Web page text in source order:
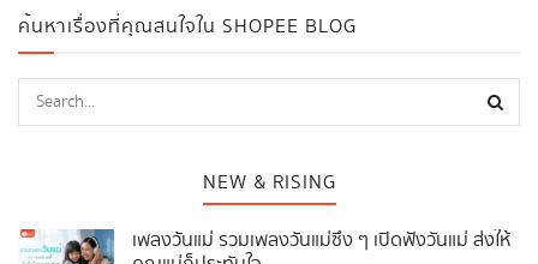
ค้นหาเรื่องที่คุณสนใจใน SHOPEE BLOG
NEW & RISING
เพลงวันแม่ รวมเพลงวันแม่ซึ้ง ๆ เปิดฟังวันแม่ ส่งให้